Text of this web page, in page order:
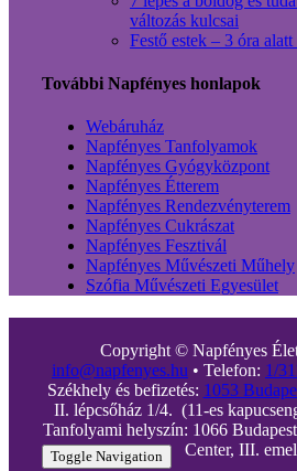
változás kulcsai
Festő estek – 3 óra
További Napfényes honlapok
Webáruház
Napfényes Tanfolyamok
Napfényes Gyógyközpont
Napfényes Étterem
Napfényes Rendezvényterem
Napfényes Cukrászat
Napfényes Fesztivál
Napfényes Művészeti Műhely
Szófia Művészeti Egyesület
Copyright © Napfényes
info@napfenyes.hu • Telefon: 1/
Székhely és befizetés: 1053
II. lépcsőház 1/4. (11-es
Tanfolyami helyszín: 1066
Center, III.
Toggle Navigation